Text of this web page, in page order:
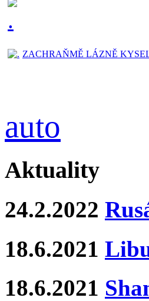
ZACHRAŇMĚ LÁZNĚ
auto
Aktuality
24.2.2022
18.6.2021
18.6.2021